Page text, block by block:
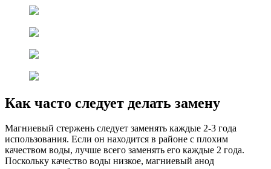
Как часто следует делать замену
Магниевый стержень следует заменять каждые 2-3 года
использования. Если он находится в районе с плохим
качеством воды, лучше всего заменять его каждые 2 года.
Поскольку качество воды низкое, магниевый анод